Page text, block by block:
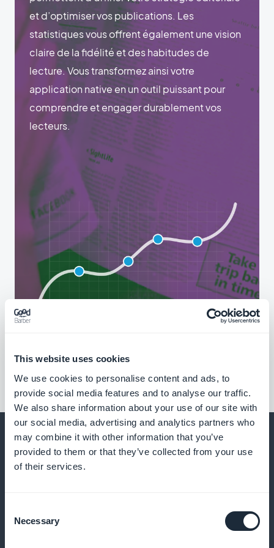
This website uses cookies
We use cookies to personalise content and ads, to
provide social media features and to analyse our traffic.
We also share information about your use of our site with
our social media, advertising and analytics partners who
may combine it with other information that you’ve
provided to them or that they’ve collected from your use
of their services.
Selection
Necessary
et d’optimiser vos publications. Les
statistiques vous offrent également une vision
claire de la fidélité et des habitudes de
lecture. Vous transformez ainsi votre
application native en un outil puissant pour
comprendre et engager durablement vos
lecteurs.